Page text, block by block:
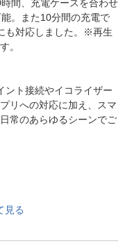
間、充電ケースを合わせ
。また10分間の充電で
も対応しました。※再生
。
ント接続やイコライザー
リへの対応に加え、スマ
常のあらゆるシーンでご
見る